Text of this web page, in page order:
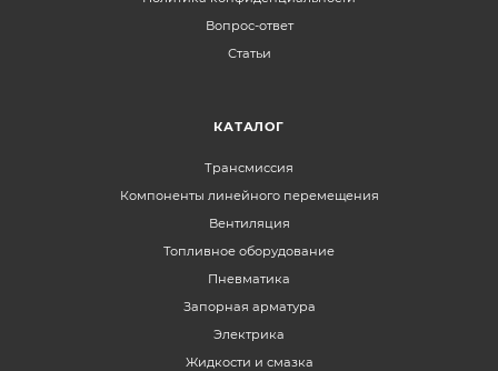
Вопрос-ответ
Статьи
КАТАЛОГ
Трансмиссия
Компоненты линейного перемещения
Вентиляция
Топливное оборудование
Пневматика
Запорная арматура
Электрика
Жидкости и смазка